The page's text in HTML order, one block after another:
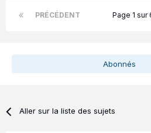
PRÉCÉDENT Page 1 sur
Abonnés
Aller sur la liste des sujets